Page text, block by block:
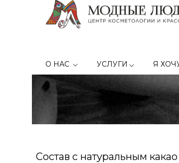
УСЛУГИ Я
О НАС
Состав с натуральным